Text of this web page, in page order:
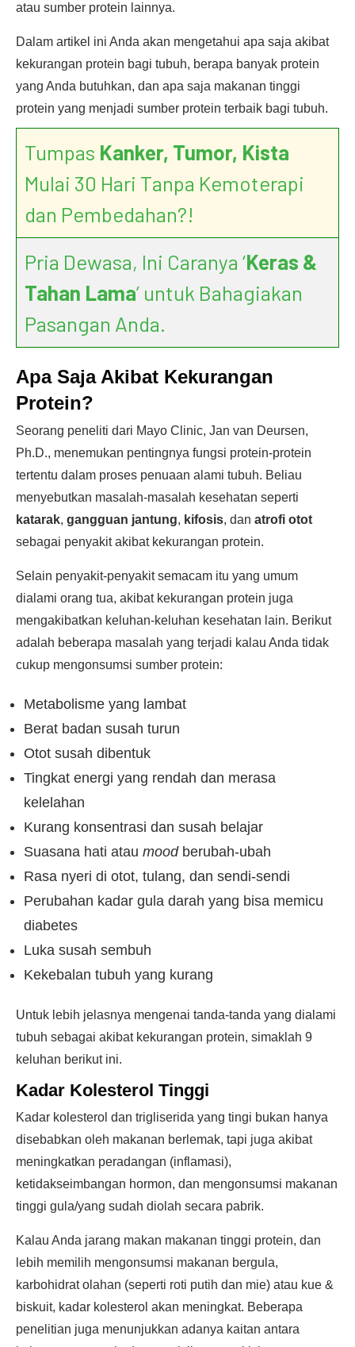
atau sumber protein lainnya.
Dalam artikel ini Anda akan mengetahui apa saja akibat
kekurangan protein bagi tubuh, berapa banyak protein
yang Anda butuhkan, dan apa saja makanan tinggi
protein yang menjadi sumber protein terbaik bagi tubuh.
Tumpas Kanker, Tumor, Kista
Mulai 30 Hari Tanpa Kemoterapi
dan Pembedahan?!
Pria Dewasa, Ini Caranya ‘Keras &
Tahan Lama’ untuk Bahagiakan
Pasangan Anda.
Apa Saja Akibat Kekurangan
Protein?
Seorang peneliti dari Mayo Clinic, Jan van Deursen,
Ph.D., menemukan pentingnya fungsi protein-protein
tertentu dalam proses penuaan alami tubuh. Beliau
menyebutkan masalah-masalah kesehatan seperti
katarak, gangguan jantung, kifosis, dan atrofi otot
sebagai penyakit akibat kekurangan protein.
Selain penyakit-penyakit semacam itu yang umum
dialami orang tua, akibat kekurangan protein juga
mengakibatkan keluhan-keluhan kesehatan lain. Berikut
adalah beberapa masalah yang terjadi kalau Anda tidak
cukup mengonsumsi sumber protein:
Metabolisme yang lambat
Berat badan susah turun
Otot susah dibentuk
Tingkat energi yang rendah dan merasa
kelelahan
Kurang konsentrasi dan susah belajar
Suasana hati atau moodberubah-ubah
Rasa nyeri di otot, tulang, dan sendi-sendi
Perubahan kadar gula darah yang bisa memicu
diabetes
Luka susah sembuh
Kekebalan tubuh yang kurang
Untuk lebih jelasnya mengenai tanda-tanda yang dialami
tubuh sebagai akibat kekurangan protein, simaklah 9
keluhan berikut ini.
Kadar Kolesterol Tinggi
Kadar kolesterol dan trigliserida yang tingi bukan hanya
disebabkan oleh makanan berlemak, tapi juga akibat
meningkatkan peradangan (inflamasi),
ketidakseimbangan hormon, dan mengonsumsi makanan
tinggi gula/yang sudah diolah secara pabrik.
Kalau Anda jarang makan makanan tinggi protein, dan
lebih memilih mengonsumsi makanan bergula,
karbohidrat olahan (seperti roti putih dan mie) atau kue &
biskuit, kadar kolesterol akan meningkat. Beberapa
penelitian juga menunjukkan adanya kaitan antara